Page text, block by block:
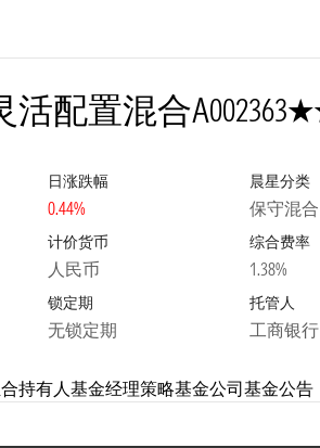
活配置混合A002363
日涨跌幅
0.44%
晨星分类
保守混合
计价货币
人民币
综合费率
1.38%
锁定期
无锁定期
托管人
工商银行
持有人基金经理策略基金公司基金公告